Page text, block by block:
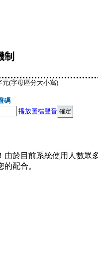
制
(字母區分大小寫)
碼
播放圖檔聲音
由於目前系統使用人數眾
配合。